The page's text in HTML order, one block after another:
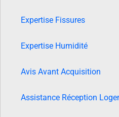
Expertise Fissures
Expertise Humidité
Avis Avant Acquisition
Assistance Réception